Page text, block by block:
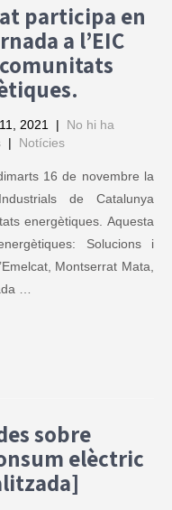
participa en
a l’EIC
2021 | No hi ha
| Notícies
16 de novembre la
de Catalunya
energètiques. Aquesta
Solucions i
Montserrat Mata,
…
sobre
elèctric